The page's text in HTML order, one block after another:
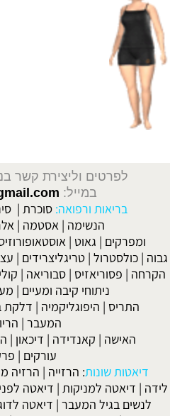
לפרטים וליצירת קשר בנייד: 052-
במייל:
בריאות ורפואה: סוכרת |
הנשימה | אסטמה |
ומפרקים | גאוט |
גבוה |כולסטרול |טריגליצרידים |
הקרחה | פסוריאזיס |סבוריאה |
ניתוחי קיבה ומעיים |
התריס | היפוגליקמיה | דלקת
המעבר |
האישה | קאנדידה | דיכאון |
עורקים |
דיאטות שונות: הרזייה | הרזיה
לידה | דיאטה למניקות | דיאטה
לנשים בגיל המעבר | דיאטה